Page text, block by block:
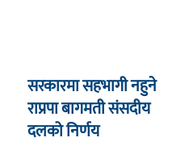
सरकारमा सहभागी नहुने
राप्रपा बागमती संसदीय
दलको निर्णय